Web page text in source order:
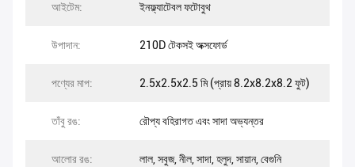
আইটেম: ইনফ্ল্যাটেবল ফটোবুথ
উপাদান: 210D টেকসই অক্সফোর্ড
পণ্যের মাপ: 2.5x2.5x2.5 মি (প্রায় 8.2x8.2x8.2 ফুট)
তাঁবু রঙ: রৌপ্য বহিরাগত এবং সাদা অভ্যন্তর
আলোর রঙ: লাল, সবুজ, নীল, সাদা, হলুদ, সায়ান, বেগুনি